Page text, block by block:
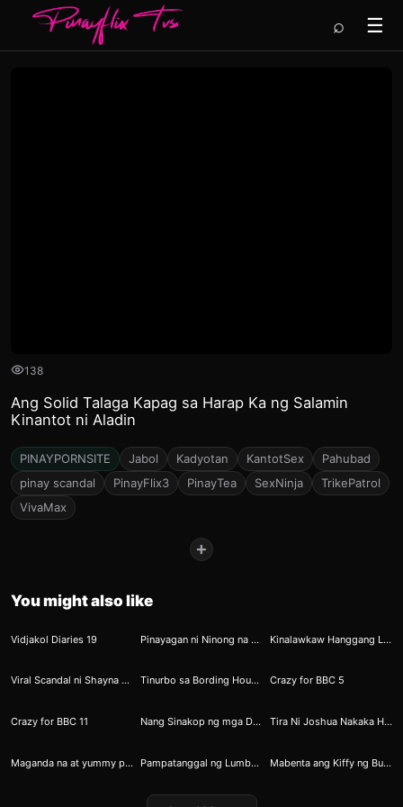
☰
⌕
138
Ang Solid Talaga Kapag sa Harap Ka ng Salamin
Kinantot ni Aladin
PINAYPORNSITE Jabol Kadyotan KantotSex
Pahubad
pinay scandal
PinayFlix3 PinayTea SexNinja
TrikePatrol
VivaMax
+
You might also like
2
Vidjakol Diaries 19 Pinayagan ni Ninong na Maglaro Ang Mga Inaanak Niya Kinalawkaw Hanggang Lumabas Ang Malapot na Sabaw
164
Viral Scandal ni Shayna Chua 7
185
Tinurbo sa Bording House ni Lorenzo
250
Crazy for BBC 5
314
Crazy for BBC 11
414
Nang Sinakop ng mga Dayuhan Ang Bataan ni Megan
425
Tira Ni Joshua Nakaka Horny Malala
392
Maganda na at yummy pa ng kiffay
375
Pampatanggal ng Lumbay habang Wala Pa si Jowa
369
Mabenta ang Kiffy ng Burikat sa Kanyang Parokyano 03